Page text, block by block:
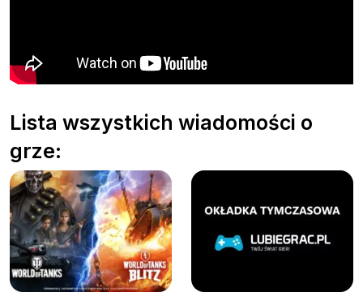
Lista wszystkich wiadomości o
grze: